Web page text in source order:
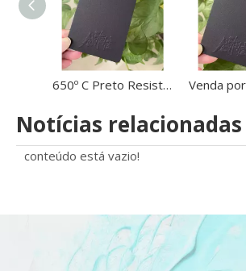
650º C Preto Resistência a Alta Temperatura Textura de Areia Pó de Revestimento em Pó no CHURRASCO
Notícias relacionadas
conteúdo está vazio!